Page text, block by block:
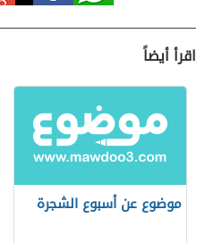
اقرأ أيضاً
موضوع عن أسبوع الشجرة